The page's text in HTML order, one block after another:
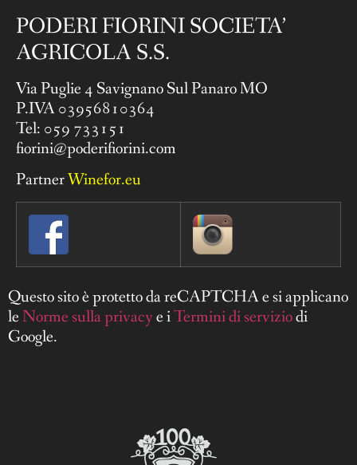
PODERI FIORINI SOCIETA’
AGRICOLA S.S.
Via Puglie 4 Savignano Sul Panaro MO
P.IVA 03956810364
Tel: 059 733151
fiorini@poderifiorini.com
PartnerWinefor.eu
Questo sito è protetto da reCAPTCHA e si applicano
leNorme sulla privacye iTermini di serviziodi
Google.